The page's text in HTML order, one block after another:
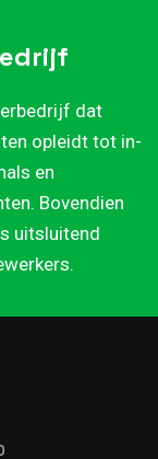
dat
opleidt tot in-
en
Bovendien
uitsluitend